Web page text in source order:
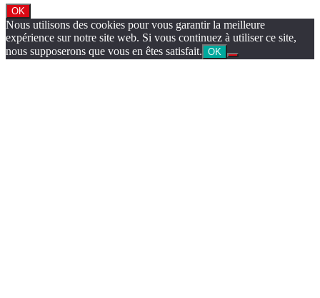
OK
Nous utilisons des cookies pour vous garantir la meilleure
expérience sur notre site web. Si vous continuez à utiliser ce site,
nous supposerons que vous en êtes satisfait. OK